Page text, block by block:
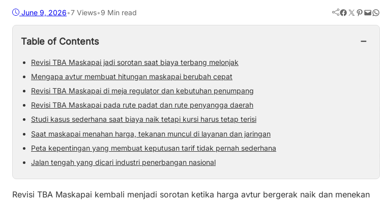
June 9, 2026•7 Views•9 Min read Facebook Twitter Pinterest Mail WhatsApp
Table of Contents −
Revisi TBA Maskapai jadi sorotan saat biaya terbang melonjak
Mengapa avtur membuat hitungan maskapai berubah cepat
Revisi TBA Maskapai di meja regulator dan kebutuhan penumpang
Revisi TBA Maskapai pada rute padat dan rute penyangga daerah
Studi kasus sederhana saat biaya naik tetapi kursi harus tetap terisi
Saat maskapai menahan harga, tekanan muncul di layanan dan jaringan
Peta kepentingan yang membuat keputusan tarif tidak pernah sederhana
Jalan tengah yang dicari industri penerbangan nasional
Revisi TBA Maskapai kembali menjadi sorotan ketika harga avtur bergerak naik dan menekan